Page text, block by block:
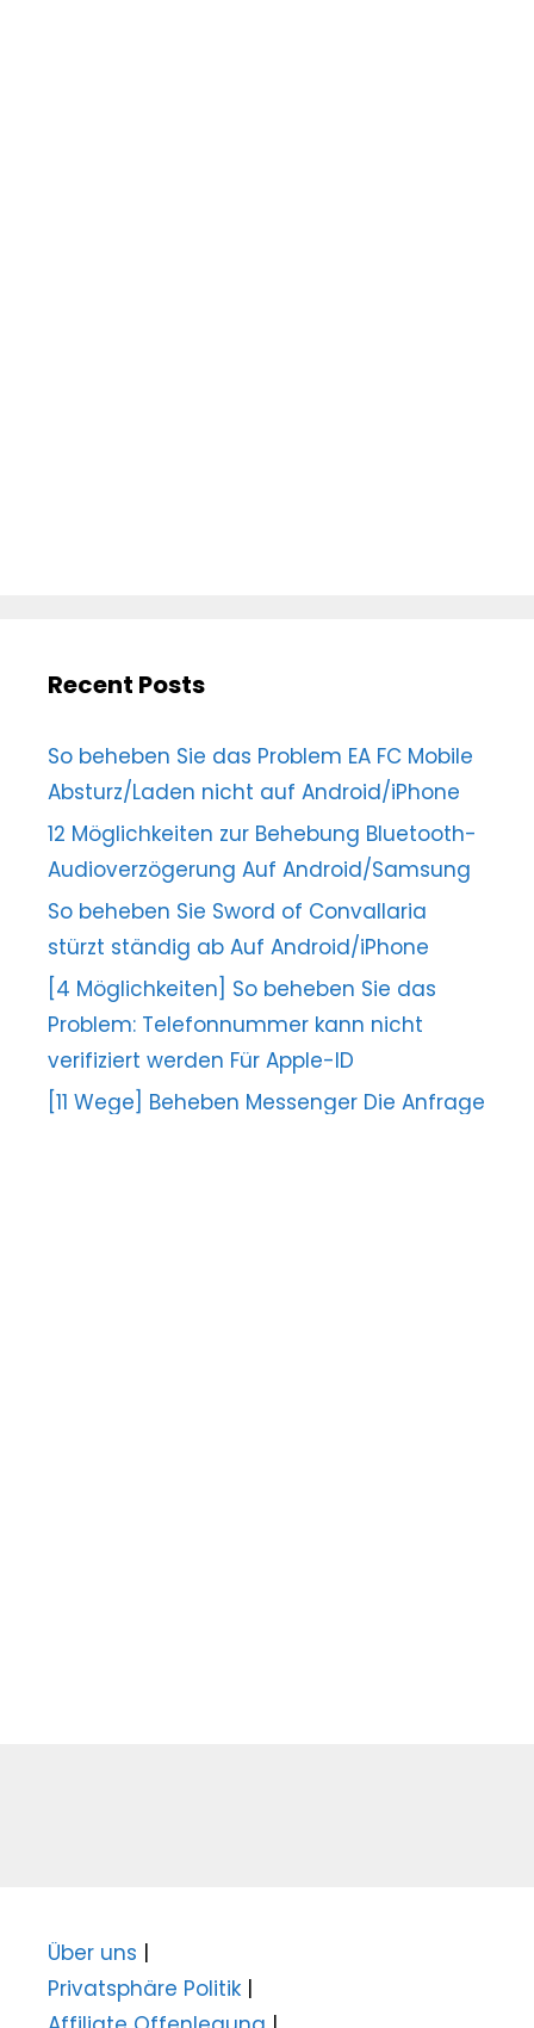
Recent Posts
So beheben Sie das Problem EA FC Mobile
Absturz/Laden nicht auf Android/iPhone
12 Möglichkeiten zur Behebung Bluetooth-
Audioverzögerung Auf Android/Samsung
So beheben Sie Sword of Convallaria
stürzt ständig ab Auf Android/iPhone
[4 Möglichkeiten] So beheben Sie das
Problem: Telefonnummer kann nicht
verifiziert werden Für Apple-ID
[11 Wege] Beheben Messenger Die Anfrage
Über uns |
Privatsphäre Politik |